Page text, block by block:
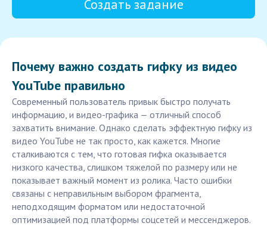
Создать задание
Почему важно создать гифку из видео
YouTube правильно
Современный пользователь привык быстро получать
информацию, и видео-графика — отличный способ
захватить внимание. Однако сделать эффектную гифку из
видео YouTube не так просто, как кажется. Многие
сталкиваются с тем, что готовая гифка оказывается
низкого качества, слишком тяжелой по размеру или не
показывает важный момент из ролика. Часто ошибки
связаны с неправильным выбором фрагмента,
неподходящим форматом или недостаточной
оптимизацией под платформы соцсетей и мессенджеров.